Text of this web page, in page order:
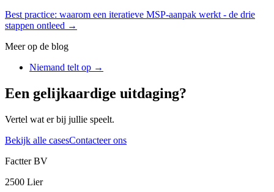
Best practice: waarom een iteratieve MSP-aanpak werkt - de drie
stappen ontleed →
Meer op de blog
Niemand telt op →
Een gelijkaardige uitdaging?
Vertel wat er bij jullie speelt.
Bekijk alle casesContacteer ons
Factter BV
2500 Lier